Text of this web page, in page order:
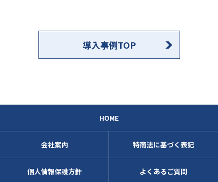
導入事例TOP
HOME
会社案内 特商法に基づく表記
個人情報保護方針 よくあるご質問